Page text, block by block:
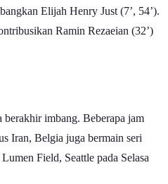
Elijah Henry Just (7’, 54’).
Ramin Rezaeian (32’)
imbang. Beberapa jam
Iran, Belgia juga bermain seri
Field, Seattle pada Selasa